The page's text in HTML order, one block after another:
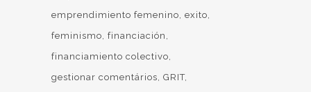
emprendimiento femenino exito
feminismo financiación
financiamiento colectivo
gestionar comentários GRIT